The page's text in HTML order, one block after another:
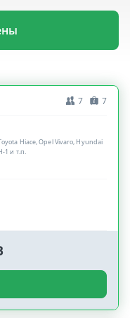
7 7
Hiace, Opel Vivaro, Hyundai
1 и т.п.